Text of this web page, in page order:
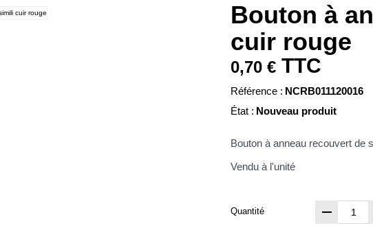
Bouton à
cuir rouge
0,70 € TTC
Référence : NCRB011120016
État : Nouveau produit
Bouton à anneau recouvert de
Vendu à l'unité
Quantité